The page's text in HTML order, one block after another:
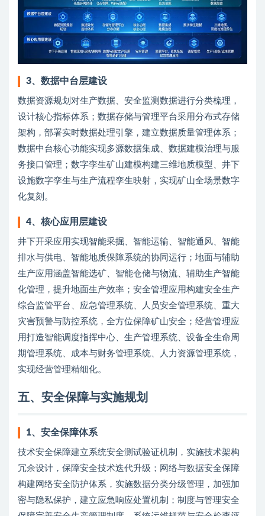
3、 数据中台层建设
数据资源规划对生产数据、安全监测数据进行分类梳理，
设计核心指标体系；数据存储与管理平台采用分布式存储
架构，部署实时数据处理引擎，建立数据质量管理体系；
数据中台核心功能实现多源数据集成、数据建模治理与服
务接口管理；数字孪生矿山建模构建三维地质模型、井下
设施数字孪生与生产流程孪生映射，实现矿山全场景数字
化复刻。
4、 核心应用层建设
井下开采应用实现智能采掘、智能运输、智能通风、智能
排水与供电、智能地质保障系统的协同运行；地面与辅助
生产应用涵盖智能选矿、智能仓储与物流、辅助生产智能
化管理，提升地面生产效率；安全管理应用构建安全生产
综合监管平台、应急管理系统、人员安全管理系统、重大
灾害预警与防控系统，全方位保障矿山安全；经营管理应
用打造智能调度指挥中心、生产管理系统、设备全生命周
期管理系统、成本与财务管理系统、人力资源管理系统，
实现经营管理精细化。
五、安全保障与实施规划
1、 安全保障体系
技术安全保障建立系统安全测试验证机制，实施技术架构
冗余设计，保障安全技术迭代升级；网络与数据安全保障
构建网络安全防护体系，实施数据分类分级管理，加强加
密与隐私保护，建立应急响应处置机制；制度与管理安全